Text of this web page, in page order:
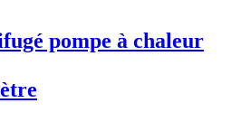
pompe à chaleur